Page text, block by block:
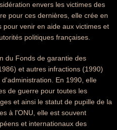
envers les victimes des
pour ces dernières, elle crée en
pour venir en aide aux victimes et
politiques françaises.
du Fonds de garantie des
et autres infractions (1990)
En 1990, elle
de guerre pour toutes les
et ainsi le statut de pupille de la
à l'ONU, elle est souvent
et internationaux des